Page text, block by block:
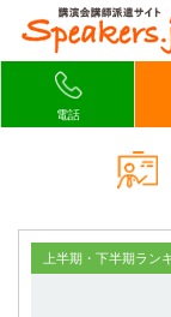
電話
上半期・下半期ラン